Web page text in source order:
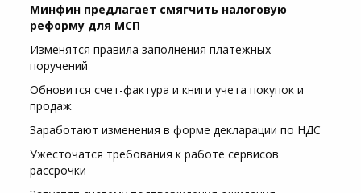
Минфин предлагает смягчить налоговую
реформу для МСП
Изменятся правила заполнения платежных
поручений
Обновится счет-фактура и книги учета покупок и
продаж
Заработают изменения в форме декларации по НДС
Ужесточатся требования к работе сервисов
рассрочки